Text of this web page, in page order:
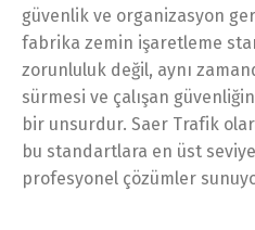
güvenlik ve organizasyon
fabrika zemin işaretleme
zorunluluk değil, aynı
sürmesi ve çalışan
bir unsurdur. Saer Trafik
bu standartlara en üst
profesyonel çözümler